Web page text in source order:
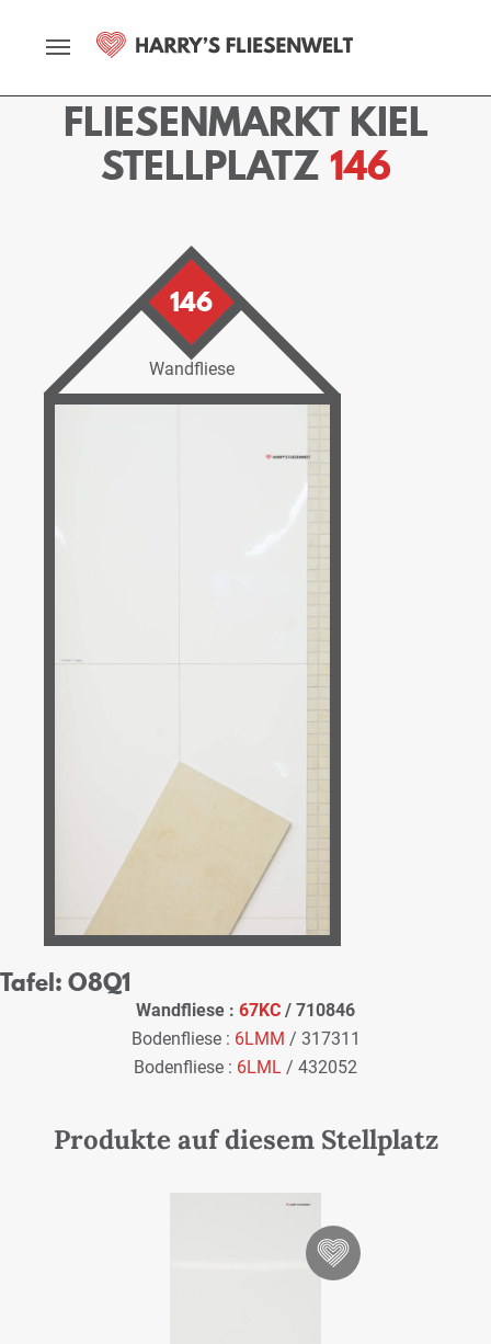
FLIESENMARKT KIEL
STELLPLATZ 146
146
Wandfliese
Tafel: O8Q1
Wandfliese : 67KC / 710846
Bodenfliese : 6LMM / 317311
Bodenfliese : 6LML / 432052
Produkte auf diesem Stellplatz